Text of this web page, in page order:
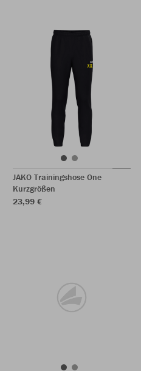
JAKO Trainingshose One
Kurzgrößen
23,99 €